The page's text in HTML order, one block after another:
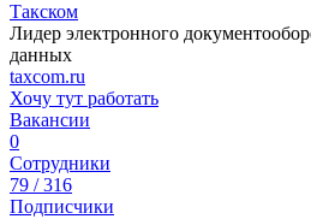
Такском
Лидер электронного
данных
taxcom.ru
Хочу тут работать
Вакансии
0
Сотрудники
79 / 316
Подписчики